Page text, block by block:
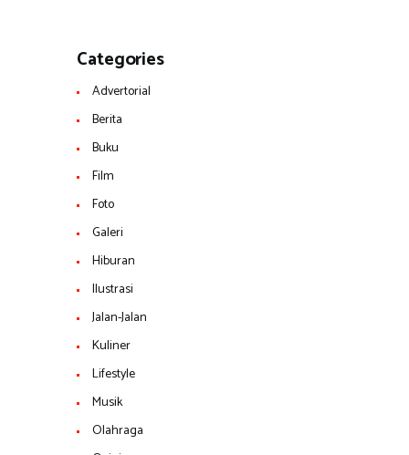
Categories
Advertorial
Berita
Buku
Film
Foto
Galeri
Hiburan
Ilustrasi
Jalan-Jalan
Kuliner
Lifestyle
Musik
Olahraga